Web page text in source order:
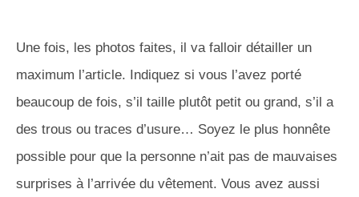
Une fois, les photos faites, il va falloir détailler un
maximum l’article. Indiquez si vous l’avez porté
beaucoup de fois, s’il taille plutôt petit ou grand, s’il a
des trous ou traces d’usure… Soyez le plus honnête
possible pour que la personne n’ait pas de mauvaises
surprises à l’arrivée du vêtement. Vous avez aussi